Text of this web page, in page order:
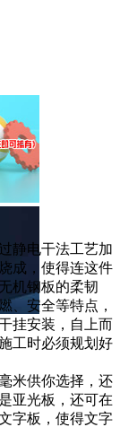
静电干法工艺加
成，使得连这件
机钢板的柔韧
、安全等特点，
挂安装，自上而
工时必须规划好
米供你选择，还
亚光板，还可在
字板，使得文字